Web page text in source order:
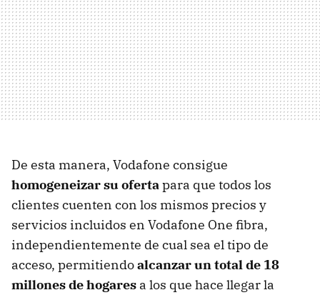
De esta manera, Vodafone consigue
homogeneizar su ofertapara que todos los
clientes cuenten con los mismos precios y
servicios incluidos en Vodafone One fibra,
independientemente de cual sea el tipo de
acceso, permitiendoalcanzar un total de 18
millones de hogares a los que hace llegar la